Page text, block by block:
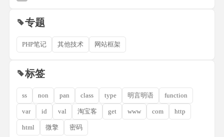
专题
PHP笔记 其他技术 网站框架
标签
ss non pan class type 明言明语 function
var id val 淘宝客 get www com http
html 微擎 密码